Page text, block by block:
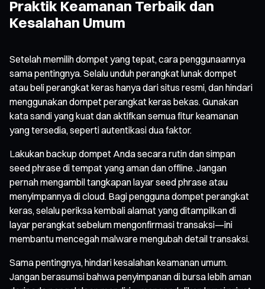
Praktik Keamanan Terbaik dan
Kesalahan Umum
Setelah memilih dompet yang tepat, cara penggunaannya
sama pentingnya. Selalu unduh perangkat lunak dompet
atau beli perangkat keras hanya dari situs resmi, dan hindari
menggunakan dompet perangkat keras bekas. Gunakan
kata sandi yang kuat dan aktifkan semua fitur keamanan
yang tersedia, seperti autentikasi dua faktor.
Lakukan backup dompet Anda secara rutin dan simpan
seed phrase di tempat yang aman dan offline. Jangan
pernah mengambil tangkapan layar seed phrase atau
menyimpannya di cloud. Bagi pengguna dompet perangkat
keras, selalu periksa kembali alamat yang ditampilkan di
layar perangkat sebelum mengonfirmasi transaksi—ini
membantu mencegah malware mengubah detail transaksi.
Sama pentingnya, hindari kesalahan keamanan umum.
Jangan berasumsi bahwa penyimpanan di bursa lebih aman